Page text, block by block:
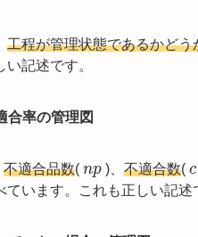
工程が管理状態であるかどう
記述です。
合率の管理図
不適合品数( )、 不適合数(
ています。これも正しい記述